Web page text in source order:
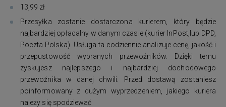
13,99 zł
Przesyłka zostanie dostarczona kurierem, który będzie
najbardziej opłacalny w danym czasie (kurier InPost,lub DPD,
Poczta Polska). Usługa ta codziennie analizuje cenę, jakość i
przepustowość wybranych przewoźników. Dzięki temu
zyskujesz najlepszego i najbardziej dochodowego
przewoźnika w danej chwili. Przed dostawą zostaniesz
poinformowany z dużym wyprzedzeniem, jakiego kuriera
należy się spodziewać